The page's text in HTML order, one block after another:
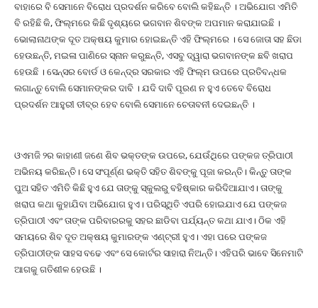
ବାହାରେ ବି ସେମାନେ ବିରୋଧ ପ୍ରଦର୍ଶନ କରିବେ ବୋଲି କହିଛନ୍ତି । ଅଭିଯୋଗ ଏମିତି
ବି ରହିଛି କି, ଫିଲ୍ମରେ କିଛି ଦୃଶ୍ୟରେ ଭଗବାନ ଶିବଙ୍କ ଅପମାନ କରାଯାଇଛି ।
ଭୋଲାନାଥଙ୍କ ଦୂତ ଅକ୍ଷୟ କୁମାର ହୋଇଛନ୍ତି ଏହି ଫିଲ୍ମରେ । ସେ ଜୋତା ସହ ଛିଡା
ହେଉଛନ୍ତି, ମଇଳା ପାଣିରେ ସ୍ନାନ କରୁଛନ୍ତି, ଏସବୁ ଦ୍ୱାରା ଭଗବାନଙ୍କ ଛବି ଖରାପ
ହେଉଛି । ସେନ୍ସର ବୋର୍ଡ ଓ କେନ୍ଦ୍ର ସରକାର ଏହି ଫିଲ୍ମ ଉପରେ ପ୍ରତିବନ୍ଧକ
ଲଗାନ୍ତୁ ବୋଲି ସେମାନଙ୍କର ଦାବି । ଯଦି ଦାବି ପୂରଣ ନ ହୁଏ ତେବେ ବିରୋଧ
ପ୍ରଦର୍ଶନ ଆହୁରୀ ତୀବ୍ର ହେବ ବୋଲି ସେମାନେ ଚେତାବନୀ ଦେଇଛନ୍ତି ।
ଓଏମଜି ୨ର କାହାଣୀ ଜଣେ ଶିବ ଭକ୍ତଙ୍କ ଉପରେ, ଯେଉଁଥିରେ ପଙ୍କଜ ତ୍ରିପାଠୀ
ଅଭିନୟ କରିଛନ୍ତି। ସେ ସଂପୂର୍ଣ୍ଣ ଭକ୍ତି ସହିତ ଶିବଙ୍କୁ ପୂଜା କରନ୍ତି। କିନ୍ତୁ ତାଙ୍କ
ପୁଅ ସହିତ ଏମିତି କିଛି ହୁଏ ଯେ ତାଙ୍କୁ ସ୍କୁଲରୁ ବହିଷ୍କାର କରିଦିଆଯାଏ। ତାଙ୍କୁ
ଖରାପ କଥା କୁହାଯିବା ଅଭିଯୋଗ ହୁଏ। ପରିସ୍ଥିତି ଏପରି ହୋଇଯାଏ ଯେ ପଙ୍କଜ
ତ୍ରିପାଠୀ ଏବଂ ତାଙ୍କ ପରିବାରରକୁ ସହର ଛାଡିବା ପର୍ଯ୍ୟନ୍ତ କଥା ଯାଏ। ଠିକ ଏହି
ସମୟରେ ଶିବ ଦୂତ ଅକ୍ଷୟ କୁମାରଙ୍କ ଏଣ୍ଟ୍ରୀ ହୁଏ। ଏହା ପରେ ପଙ୍କଜ
ତ୍ରିପାଠୀଙ୍କ ସାହସ ବଢେ ଏବଂ ସେ କୋର୍ଟର ସାହାରା ନିଅନ୍ତି। ଏହିପରି ଭାବେ ସିନେମାଟି
ଆଗକୁ ଗତିଶୀଳ ହେଉଛି ।